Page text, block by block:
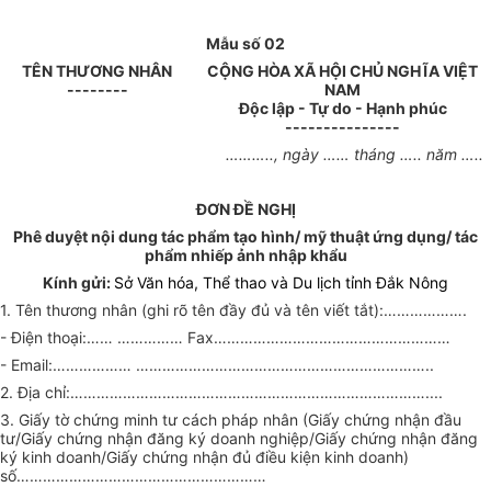
Mẫu số 02
TÊN THƯƠNG NHÂN
--------
CỘNG HÒA XÃ HỘI CHỦ NGHĨA VIỆT
NAM
Độc lập - Tự do - Hạnh phúc
---------------
……….., ngày …… tháng ….. năm …..
ĐƠN ĐỀ NGHỊ
Phê duyệt nội dung tác phẩm tạo hình/ mỹ thuật ứng dụng/ tác
phẩm nhiếp ảnh nhập khẩu
Kính gửi: Sở Văn hóa, Thể thao và Du lịch tỉnh Đắk Nông
1. Tên thương nhân (ghi rõ tên đầy đủ và tên viết tắt):……………….
- Điện thoại:…… …………… Fax………………………………………………
- Email:……………… …………………………………………………………..
2. Địa chỉ:………………………………………………………………………....
3. Giấy tờ chứng minh tư cách pháp nhân (Giấy chứng nhận đầu
tư/Giấy chứng nhận đăng ký doanh nghiệp/Giấy chứng nhận đăng
ký kinh doanh/Giấy chứng nhận đủ điều kiện kinh doanh)
số…………………………………………………